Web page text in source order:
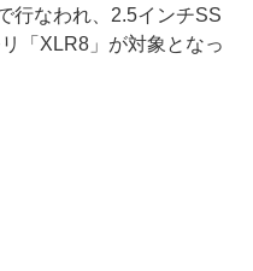
行なわれ、2.5インチSS
「XLR8」が対象となっ